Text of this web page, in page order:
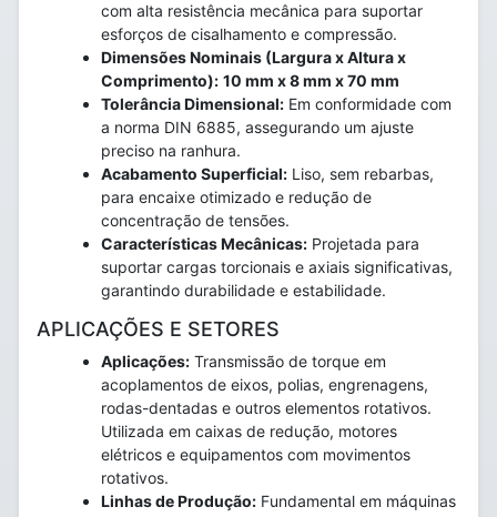
com alta resistência mecânica para suportar
esforços de cisalhamento e compressão.
Dimensões Nominais (Largura x Altura x
Comprimento): 10 mm x 8 mm x 70 mm
Tolerância Dimensional: Em conformidade com
a norma DIN 6885, assegurando um ajuste
preciso na ranhura.
Acabamento Superficial: Liso, sem rebarbas,
para encaixe otimizado e redução de
concentração de tensões.
Características Mecânicas: Projetada para
suportar cargas torcionais e axiais significativas,
garantindo durabilidade e estabilidade.
APLICAÇÕES E SETORES
Aplicações: Transmissão de torque em
acoplamentos de eixos, polias, engrenagens,
rodas-dentadas e outros elementos rotativos.
Utilizada em caixas de redução, motores
elétricos e equipamentos com movimentos
rotativos.
Linhas de Produção: Fundamental em máquinas